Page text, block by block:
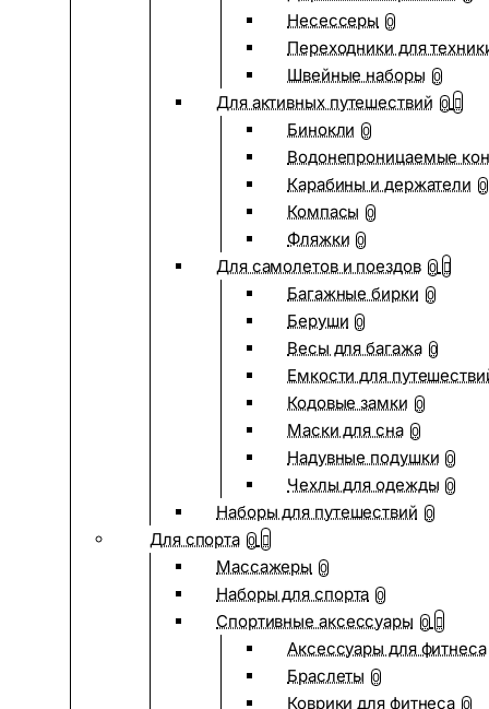
Несессеры 0
Переходники для
Швейные наборы 0
Для активных путешествий 0
Бинокли 0
Водонепроницаемые
Карабины и держатели 0
Компасы 0
Фляжки 0
Для самолетов и поездов 0
Багажные бирки 0
Беруши 0
Весы для багажа 0
Емкости для
Кодовые замки 0
Маски для сна 0
Надувные подушки 0
Чехлы для одежды 0
Наборы для путешествий 0
Для спорта 0
Массажеры 0
Наборы для спорта 0
Спортивные аксессуары 0
Аксессуары для фитнеса
Браслеты 0
Коврики для фитнеса 0